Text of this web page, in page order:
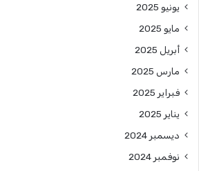
يونيو 2025
مايو 2025
أبريل 2025
مارس 2025
فبراير 2025
يناير 2025
ديسمبر 2024
نوفمبر 2024